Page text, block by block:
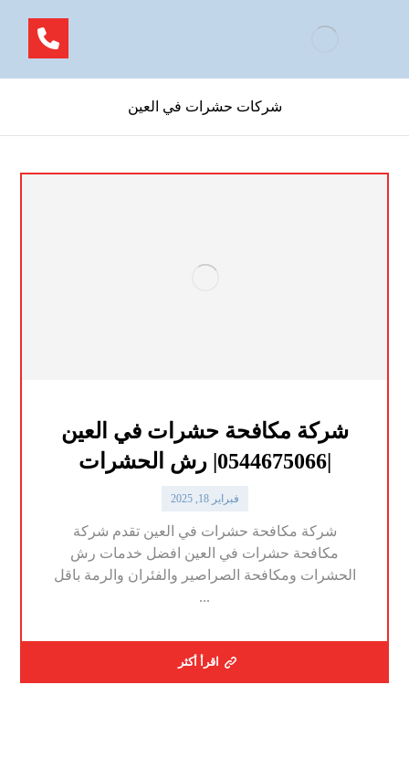
شركات حشرات في العين
شركة مكافحة حشرات في العين
|0544675066| رش الحشرات
فبراير 18, 2025
شركة مكافحة حشرات في العين تقدم شركة
مكافحة حشرات في العين افضل خدمات رش
الحشرات ومكافحة الصراصير والفئران والرمة باقل
...
اقرأ أكثر